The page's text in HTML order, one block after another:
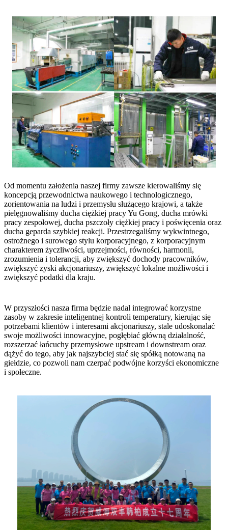
Od momentu założenia naszej firmy zawsze kierowaliśmy się
koncepcją przewodnictwa naukowego i technologicznego,
zorientowania na ludzi i przemysłu służącego krajowi, a także
pielęgnowaliśmy ducha ciężkiej pracy Yu Gong, ducha mrówki
pracy zespołowej, ducha pszczoły ciężkiej pracy i poświęcenia oraz
ducha geparda szybkiej reakcji. Przestrzegaliśmy wykwintnego,
ostrożnego i surowego stylu korporacyjnego, z korporacyjnym
charakterem życzliwości, uprzejmości, równości, harmonii,
zrozumienia i tolerancji, aby zwiększyć dochody pracowników,
zwiększyć zyski akcjonariuszy, zwiększyć lokalne możliwości i
zwiększyć podatki dla kraju.
W przyszłości nasza firma będzie nadal integrować korzystne
zasoby w zakresie inteligentnej kontroli temperatury, kierując się
potrzebami klientów i interesami akcjonariuszy, stale udoskonalać
swoje możliwości innowacyjne, pogłębiać główną działalność,
rozszerzać łańcuchy przemysłowe upstream i downstream oraz
dążyć do tego, aby jak najszybciej stać się spółką notowaną na
giełdzie, co pozwoli nam czerpać podwójne korzyści ekonomiczne
i społeczne.